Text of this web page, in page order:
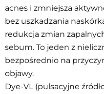
acnes i zmniejsza
bez uszkadzania
redukcja zmian
sebum. To jeden z
bezpośrednio na
objawy.
Dye-VL (pulsacyjne